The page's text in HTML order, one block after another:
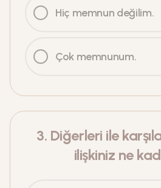
Hiç memnun değilim.
Çok memnunum.
3. Diğerleri ile
ilişkiniz ne